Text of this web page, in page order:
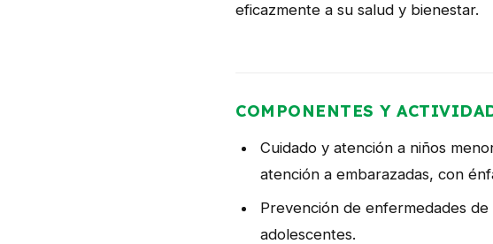
eficazmente a su salud y bienestar.
COMPONENTES Y
Cuidado y atención a niños
atención a embarazadas, con
Prevención de enfermedades
adolescentes.